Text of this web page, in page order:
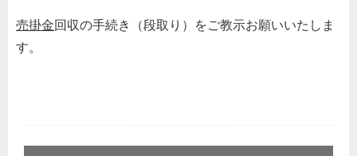
売掛金回収の手続き（段取り）をご教示お願いいたしま
す。